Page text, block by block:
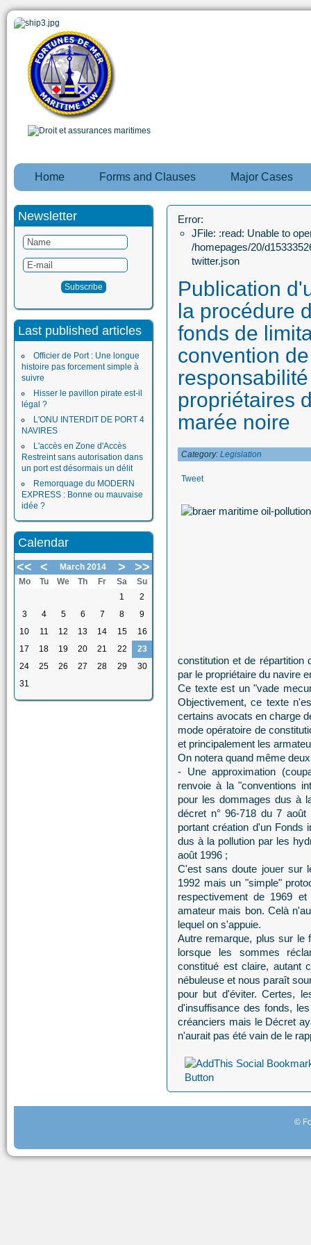
Home Forms and Clauses Major Cases
Newsletter
Last published articles
Officier de Port : Une longue
histoire pas forcement simple à
suivre
Hisser le pavillon pirate est-il
légal ?
L'ONU INTERDIT DE PORT 4
NAVIRES
L'accès en Zone d'Accès
Restreint sans autorisation dans
un port est désormais un délit
Remorquage du MODERN
EXPRESS : Bonne ou mauvaise
idée ?
Calendar
<<
< March 2014 > >>
Mo Tu We Th Fr Sa
Su
1
2
3
4 5 6 7 8
9
10
11 12 13 14 15
16
17
18 19 20 21 22
23
24
25 26 27 28 29
30
31
Error:
JFile: :read: Unable to
/homepages/20/
twitter.json
Publication
la procédure
fonds de
convention
propriétaires
marée noire
Category: Legislation
Tweet
constitution et de répartition
par le propriétaire du navire
Ce texte est un "vade
Objectivement, ce texte
certains avocats en charge
mode opératoire de
et principalement les
On notera quand même
- Une approximation
renvoie à la "conventions
pour les dommages dus à
décret n° 96-718 du 7 août
portant création d'un Fonds
dus à la pollution par les
août 1996 ;
C'est sans doute jouer sur
1992 mais un "simple"
respectivement de 1969
amateur mais bon. Celà
lequel on s'appuie.
Autre remarque, plus sur le
lorsque les sommes
constitué est claire, autant
nébuleuse et nous paraît
pour but d'éviter. Certes,
d'insuffisance des fonds,
créanciers mais le Décret
n'aurait pas été vain de le
©